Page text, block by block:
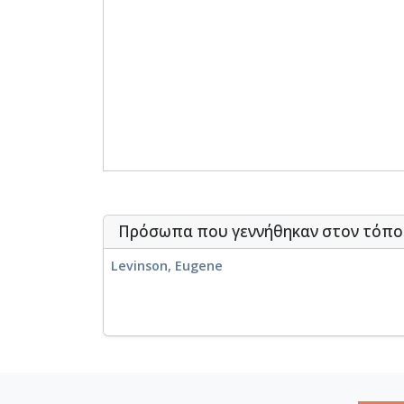
Πρόσωπα που γεννήθηκαν στον
Levinson, Eugene